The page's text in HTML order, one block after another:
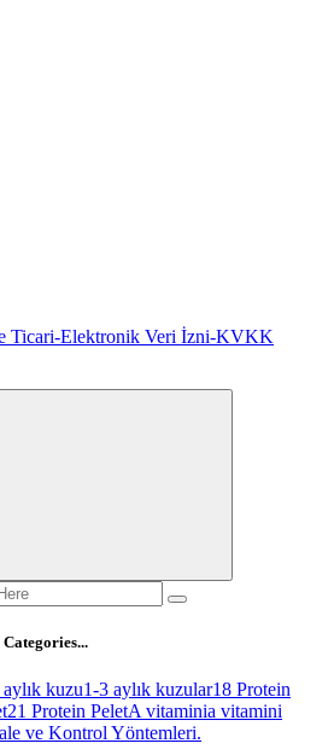
Ticari-Elektronik Veri İzni-KVKK
kuzu1-3 aylık kuzular18 Protein
21 Protein PeletA vitaminia vitamini
ve Kontrol Yöntemleri.